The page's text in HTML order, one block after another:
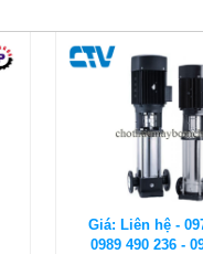
Giá: Liên hệ -
0989 490 236 -